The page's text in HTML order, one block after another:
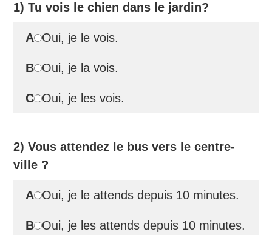
1) Tu vois le chien dans le jardin?
A Oui, je le vois.
B Oui, je la vois.
C Oui, je les vois.
2) Vous attendez le bus vers le centre-
ville ?
A Oui, je le attends depuis 10 minutes.
B Oui, je les attends depuis 10 minutes.